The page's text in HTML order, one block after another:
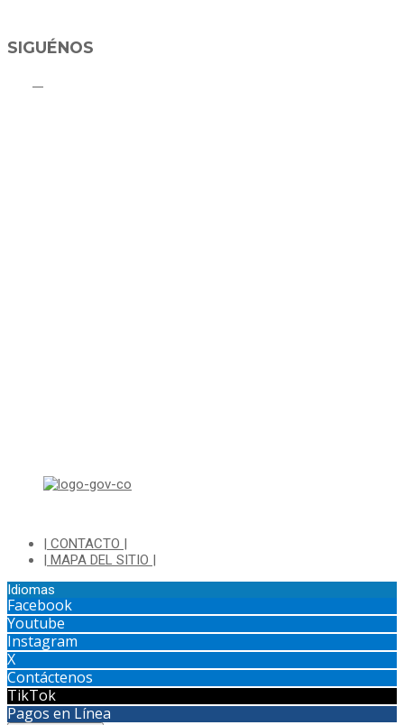
SIGUÉNOS
| CONTACTO |
| MAPA DEL SITIO |
Idiomas
Facebook
Youtube
Instagram
X
Contáctenos
TikTok
Pagos en Línea